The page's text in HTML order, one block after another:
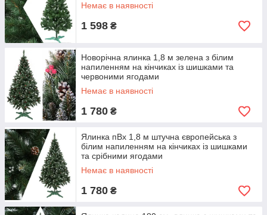
Немає в наявності
1 598 ₴
Новорічна ялинка 1,8 м зелена з білим
напиленням на кінчиках із шишками та
червоними ягодами
Немає в наявності
1 780 ₴
Ялинка пВх 1,8 м штучна європейська з
білим напиленням на кінчиках із шишками
та срібними ягодами
Немає в наявності
1 780 ₴